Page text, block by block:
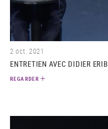
2 oct. 2021
ENTRETIEN AVEC DIDIER
REGARDER